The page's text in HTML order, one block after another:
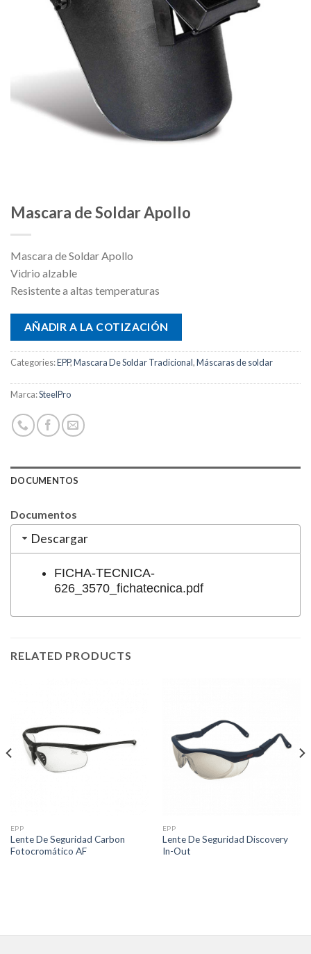
Mascara de Soldar Apollo
Mascara de Soldar Apollo
Vidrio alzable
Resistente a altas temperaturas
AÑADIR A LA COTIZACIÓN
Categories:EPP,Mascara De Soldar Tradicional,Máscaras de soldar
Marca:SteelPro
DOCUMENTOS
Documentos
Descargar
FICHA-TECNICA-
626_3570_fichatecnica.pdf
RELATED PRODUCTS
EPP
Lente De Seguridad Carbon
Fotocromático AF
EPP
Lente De Seguridad Discovery
In-Out